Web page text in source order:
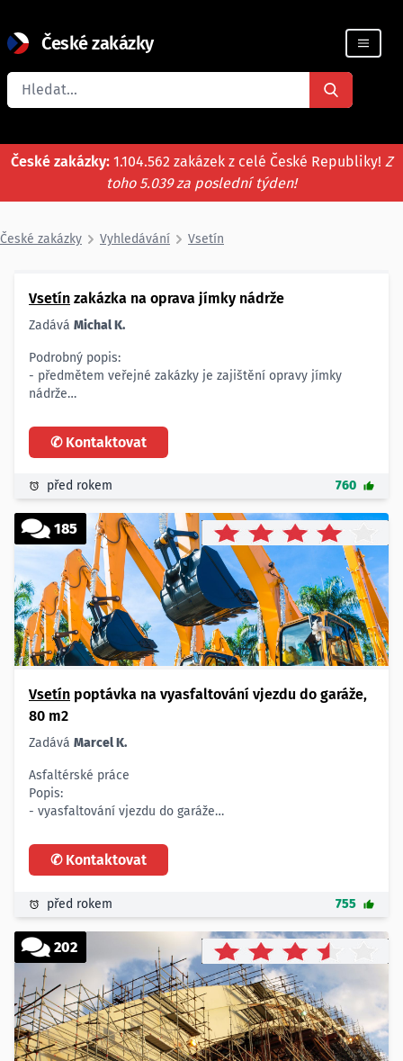
České zakázky
Registrace firmy
České zakázky: 1.104.562 zakázek z celé České Republiky! Z
toho 5.039 za poslední týden!
České zakázky Vyhledávání Vsetín
Vsetín zakázka na oprava jímky nádrže
Zadává Michal K.
Podrobný popis:
- předmětem veřejné zakázky je zajištění opravy jímky
nádrže
- zednické práce
- veškeré podrobnosti naleznete v příloze
- okres Vsetín
✆ Kontaktovat
před rokem 760
185
Vsetín poptávka na vyasfaltování vjezdu do garáže,
80 m2
Zadává Marcel K.
Asfaltérské práce
Popis:
- vyasfaltování vjezdu do garáže
Rozsah:
- 80 m2
- Valašské Meziříčí
Termín:
- co nejdříve
✆ Kontaktovat
před rokem 755
202